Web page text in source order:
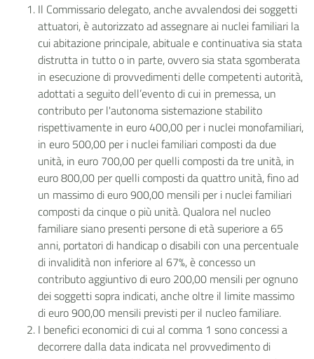
Il Commissario delegato, anche avvalendosi dei soggetti
attuatori, è autorizzato ad assegnare ai nuclei familiari la
cui abitazione principale, abituale e continuativa sia stata
distrutta in tutto o in parte, ovvero sia stata sgomberata
in esecuzione di provvedimenti delle competenti autorità,
adottati a seguito dell’evento di cui in premessa, un
contributo per l'autonoma sistemazione stabilito
rispettivamente in euro 400,00 per i nuclei monofamiliari,
in euro 500,00 per i nuclei familiari composti da due
unità, in euro 700,00 per quelli composti da tre unità, in
euro 800,00 per quelli composti da quattro unità, fino ad
un massimo di euro 900,00 mensili per i nuclei familiari
composti da cinque o più unità. Qualora nel nucleo
familiare siano presenti persone di età superiore a 65
anni, portatori di handicap o disabili con una percentuale
di invalidità non inferiore al 67%, è concesso un
contributo aggiuntivo di euro 200,00 mensili per ognuno
dei soggetti sopra indicati, anche oltre il limite massimo
di euro 900,00 mensili previsti per il nucleo familiare.
I benefici economici di cui al comma 1 sono concessi a
decorrere dalla data indicata nel provvedimento di